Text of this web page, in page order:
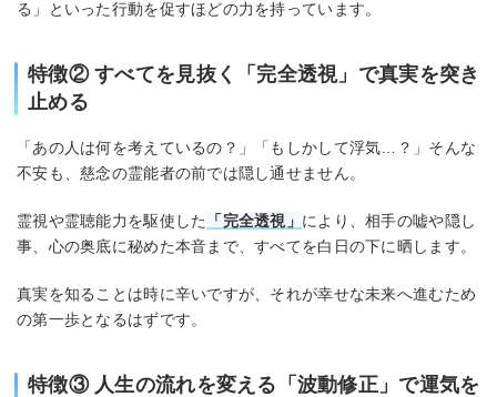
る」といった行動を促すほどの力を持っています。
特徴② すべてを見抜く「完全透視」で真実を突き
止める
「あの人は何を考えているの？」「もしかして浮気…？」そんな
不安も、慈念の霊能者の前では隠し通せません。
霊視や霊聴能力を駆使した 「完全透視」 により、相手の嘘や隠し
事、心の奥底に秘めた本音まで、すべてを白日の下に晒します。
真実を知ることは時に辛いですが、それが幸せな未来へ進むため
の第一歩となるはずです。
特徴③ 人生の流れを変える「波動修正」で運気を